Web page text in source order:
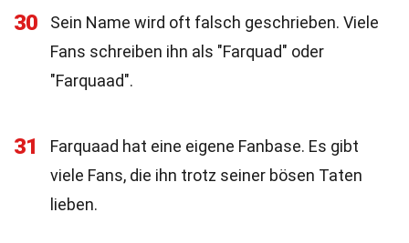
30
Sein Name wird oft falsch geschrieben. Viele
Fans schreiben ihn als "Farquad" oder
"Farquaad".
31
Farquaad hat eine eigene Fanbase. Es gibt
viele Fans, die ihn trotz seiner bösen Taten
lieben.